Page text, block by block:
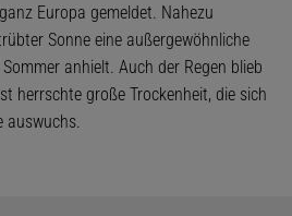
Europa gemeldet. Nahezu
Sonne eine außergewöhnliche
anhielt. Auch der Regen blieb
herrschte große Trockenheit, die sich
auswuchs.